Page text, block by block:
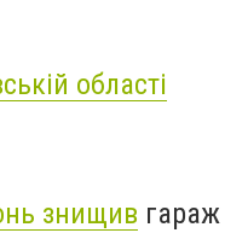
області
знищив гараж